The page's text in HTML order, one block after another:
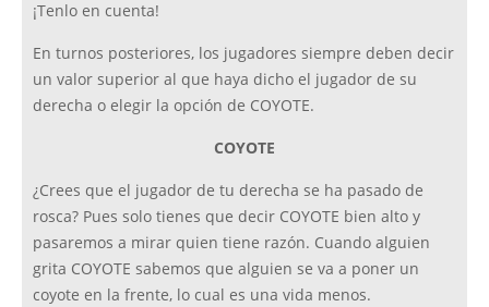
¡Tenlo en cuenta!
En turnos posteriores, los jugadores siempre deben decir
un valor superior al que haya dicho el jugador de su
derecha o elegir la opción de COYOTE.
COYOTE
¿Crees que el jugador de tu derecha se ha pasado de
rosca? Pues solo tienes que decir COYOTE bien alto y
pasaremos a mirar quien tiene razón. Cuando alguien
grita COYOTE sabemos que alguien se va a poner un
coyote en la frente, lo cual es una vida menos.